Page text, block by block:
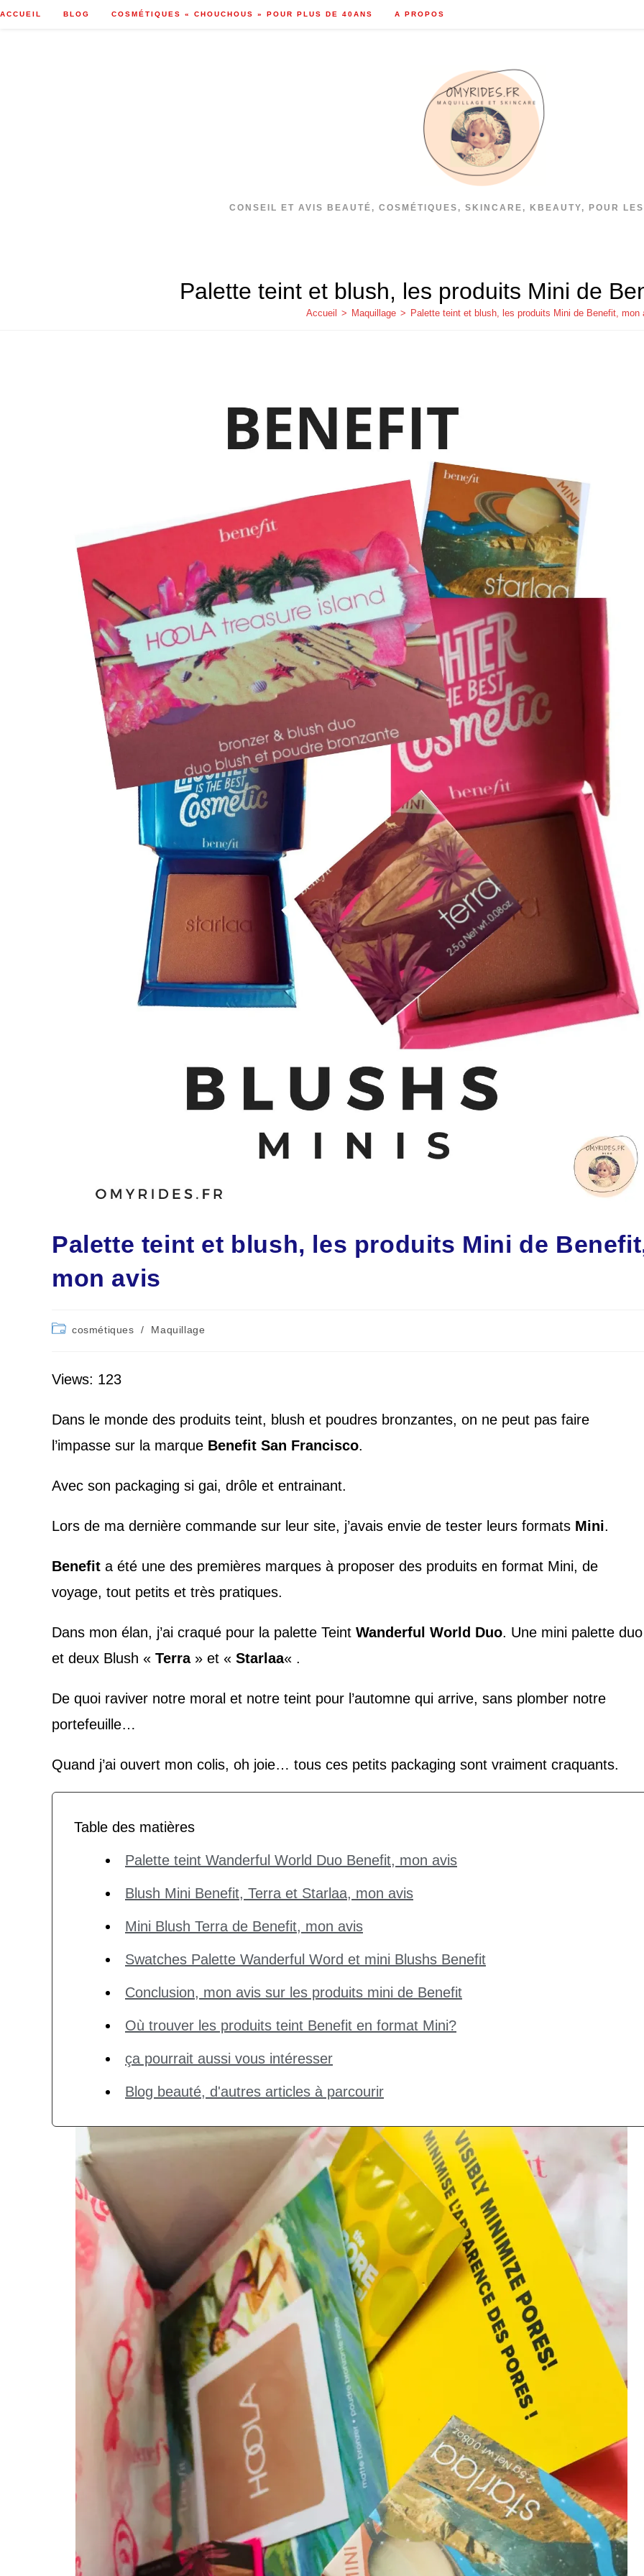
ACCUEIL BLOG COSMÉTIQUES « CHOUCHOUS » POUR PLUS DE 40ANS A PROPOS
CONSEIL ET AVIS BEAUTÉ, COSMÉTIQUES, SKINCARE, KBEAUTY, POUR
Palette teint et blush, les produits Mini de
Accueil > Maquillage > Palette teint et blush, les produits Mini de Benefit, mon
Palette teint et blush, les produits Mini de
mon avis
Postcosmétiques / Maquillage
Views: 123
Dans le monde des produits teint, blush et poudres bronzantes, on ne peut pas faire
l’impasse sur la marque Benefit San Francisco.
Avec son packaging si gai, drôle et entrainant.
Lors de ma dernière commande sur leur site, j’avais envie de tester leurs formats Mini.
Benefit a été une des premières marques à proposer des produits en format Mini, de
voyage, tout petits et très pratiques.
Dans mon élan, j’ai craqué pour la palette Teint Wanderful World Duo. Une mini palette duo
et deux Blush « Terra» et « Starlaa« .
De quoi raviver notre moral et notre teint pour l’automne qui arrive, sans plomber notre
portefeuille…
Quand j’ai ouvert mon colis, oh joie… tous ces petits packaging sont vraiment craquants.
Table des matières
Palette teint Wanderful World Duo Benefit, mon avis
Blush Mini Benefit, Terra et Starlaa, mon avis
Mini Blush Terra de Benefit, mon avis
Swatches Palette Wanderful Word et mini Blushs Benefit
Conclusion, mon avis sur les produits mini de Benefit
Où trouver les produits teint Benefit en format Mini?
ça pourrait aussi vous intéresser
Blog beauté, d'autres articles à parcourir